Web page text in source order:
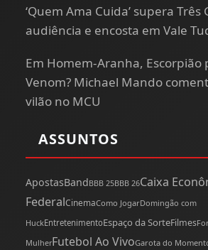
‘Quem Ama Cuida’ supera Três
audiência e encosta em Vale
Em Homem-Aranha, Escorpião
Venom? Michael Mando
vilão no MCU
ASSUNTOS
ApostasBandBBB 25BBB 26Caixa
FederalCinemaComo JogarDomingão com
HuckEntretenimentoEspaço da SorteFilmes
MulherFutebol Ao VivoGarota do